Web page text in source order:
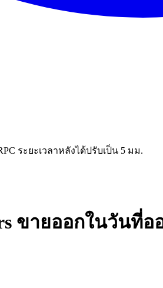
ระยะเวลาหลังได้ปรับเป็น 5 มม.
ขายออกในวันที่